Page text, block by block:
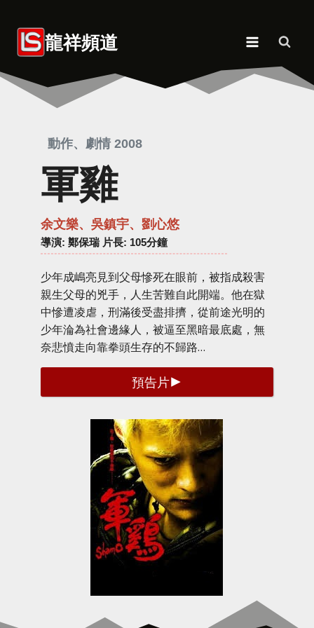
content 龍祥頻道
動作、劇情 2008
軍雞
余文樂、吳鎮宇、劉心悠
導演: 鄭保瑞 片長: 105分鐘
少年成嶋亮見到父母慘死在眼前，被指成殺害
親生父母的兇手，人生苦難自此開端。他在獄
中慘遭凌虐，刑滿後受盡排擠，從前途光明的
少年淪為社會邊緣人，被逼至黑暗最底處，無
奈悲憤走向靠拳頭生存的不歸路…
預告片